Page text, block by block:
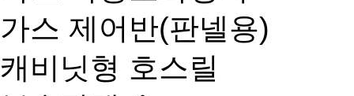
가스 제어반(판넬용)
캐비닛형 호스릴